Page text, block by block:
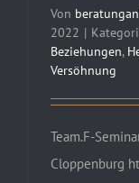
Von
2022 |
Beziehungen,
Versöhnung
Team.F-
Cloppenburg